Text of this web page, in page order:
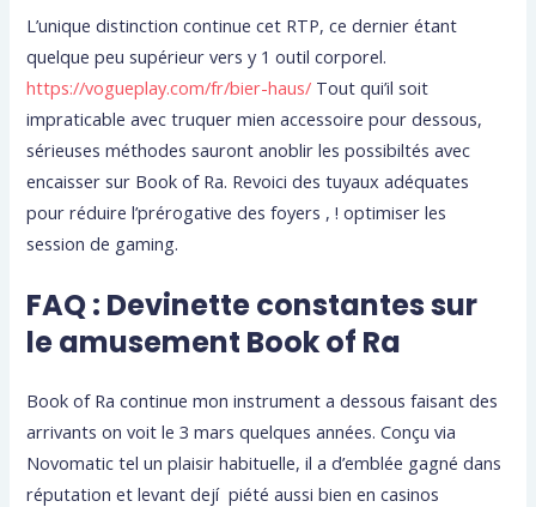
L’unique distinction continue cet RTP, ce dernier étant
quelque peu supérieur vers y 1 outil corporel.
https://vogueplay.com/fr/bier-haus/ Tout qui’il soit
impraticable avec truquer mien accessoire pour dessous,
sérieuses méthodes sauront anoblir les possibiltés avec
encaisser sur Book of Ra. Revoici des tuyaux adéquates
pour réduire l’prérogative des foyers , ! optimiser les
session de gaming.
FAQ : Devinette constantes sur
le amusement Book of Ra
Book of Ra continue mon instrument a dessous faisant des
arrivants on voit le 3 mars quelques années. Conçu via
Novomatic tel un plaisir habituelle, il a d’emblée gagné dans
réputation et levant dejí piété aussi bien en casinos